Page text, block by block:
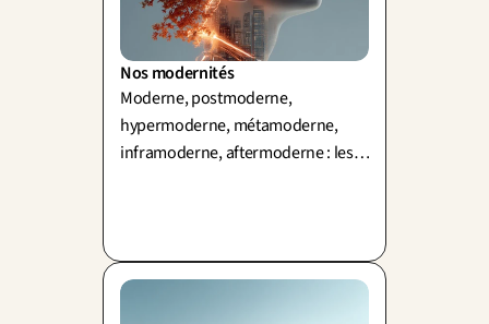
Nos modernités
Moderne, postmoderne,
hypermoderne, métamoderne,
inframoderne, aftermoderne : les